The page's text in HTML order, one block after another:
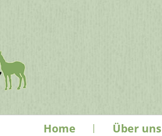
Home Über uns